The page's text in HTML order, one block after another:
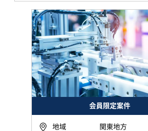
会員限定案件
地域 関東地方